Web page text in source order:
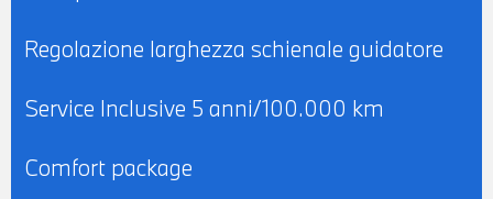
Regolazione larghezza schienale guidatore
Service Inclusive 5 anni/100.000 km
Comfort package